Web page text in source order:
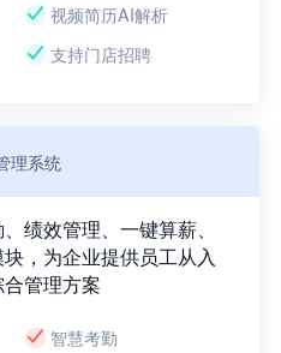
视频简历AI解析
支持门店招聘
理系统
绩效管理、一键算薪、
，为企业提供员工从入
管理方案
智慧考勤